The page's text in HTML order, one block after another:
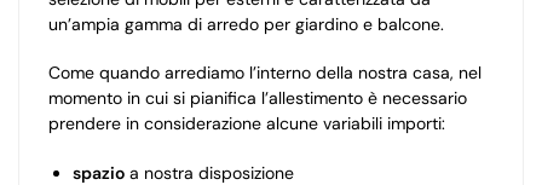
un’ampia gamma di arredo per giardino e balcone.
Come quando arrediamo l’interno della nostra casa, nel
momento in cui si pianifica l’allestimento è necessario
prendere in considerazione alcune variabili importi:
spazio a nostra disposizione